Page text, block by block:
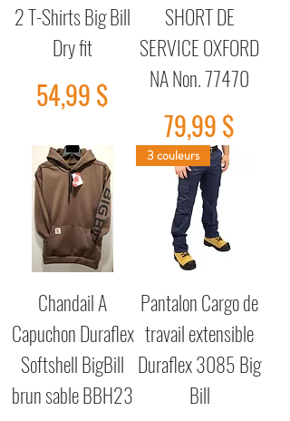
2 T-Shirts Big Bill
Dry fit
Prix
54,99 $
SHORT DE
SERVICE OXFORD
NA Non. 77470
Prix
79,99 $
Chandail A
Capuchon Duraflex
Softshell BigBill
brun sable BBH23
3 couleurs
Pantalon Cargo de
travail extensible
Duraflex 3085 Big
Bill